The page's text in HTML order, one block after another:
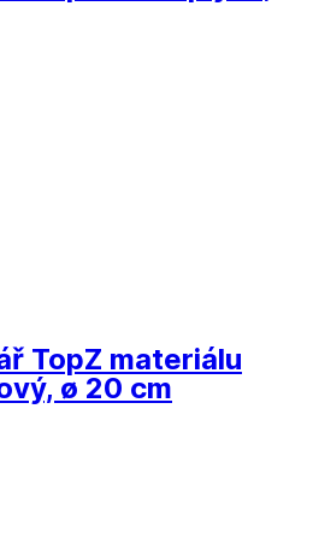
TopZ materiálu
ø 20 cm